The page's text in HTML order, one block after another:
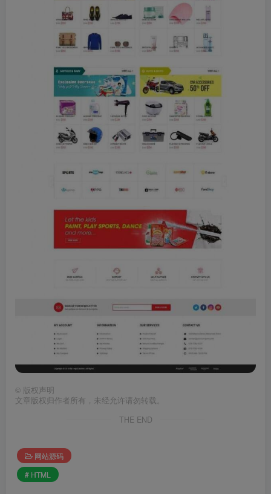
© 版权声明
文章版权归作者所有，未经允许请勿转载。
THE END
网站源码
# HTML